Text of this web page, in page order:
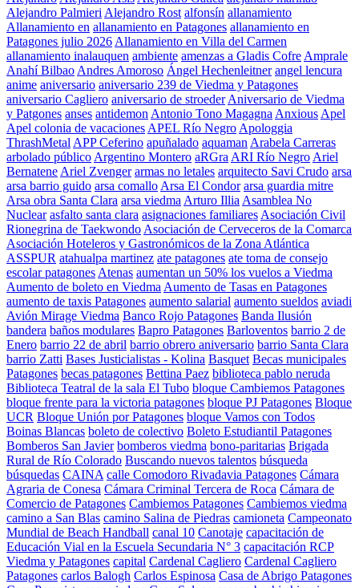
Alejandro Palmieri Alejandro Rost alfonsín allanamiento
Allanamiento en allanamiento en Patagones allanamiento en
Patagones julio 2026 Allanamiento en Villa del Carmen
allanamiento inalauquen ambiente amenzas a Gladis Cofre Amprale
Anahí Bilbao Andres Amoroso Ángel Hechenleitner angel lencura
anime aniversario aniversario 239 de Viedma y Patagones
aniversario Cagliero aniversario de stroeder Aniversario de Viedma
y Patgones anses antidemon Antonio Tono Magagna Anxious Apel
Apel colonia de vacaciones APEL Río Negro Apologgia
ThrashMetal APP Ceferino apuñalado aquaman Arabela Carreras
arbolado público Argentino Montero aRGra ARI Río Negro Ariel
Bernatene Ariel Zvenger armas no letales arquitecto Savi Crudo arsa
arsa barrio guido arsa comallo Arsa El Condor arsa guardia mitre
Arsa obra Santa Clara arsa viedma Arturo Illia Asamblea No
Nuclear asfalto santa clara asignaciones familiares Asociación Civil
Rionegrina de Taekwondo Asociación de Cerveceros de la Comarca
Asociación Hoteleros y Gastronómicos de la Zona Atlántica
ASSPUR atahualpa martinez ate patagones ate toma de consejo
escolar patagones Atenas aumentan un 50% los vuelos a Viedma
Aumento de boleto en Viedma Aumento de Tasas en Patagones
aumento de taxis Patagones aumento salarial aumento sueldos aviadi
Avión Mirage Viedma Banco Rojo Patagones Banda Ilusión
bandera baños modulares Bapro Patagones Barloventos barrio 2 de
Enero barrio 22 de abril barrio obrero aniversario barrio Santa Clara
barrio Zatti Bases Justicialistas - Kolina Basquet Becas municipales
Patagones becas patagones Bettina Paez biblioteca pablo neruda
Biblioteca Teatral de la sala El Tubo bloque Cambiemos Patagones
bloque frente para la victoria patagones bloque PJ Patagones Bloque
UCR Bloque Unión por Patagones bloque Vamos con Todos
Boinas Blancas boleto de colectivo Boleto Estudiantil Patagones
Bomberos San Javier bomberos viedma bono-paritarias Brigada
Rural de Río Colorado Buscando nuevos talentos búsqueda
búsquedas CAINA calle Comodoro Rivadavia Patagones Cámara
Agraria de Conesa Cámara Criminal Tercera de Roca Cámara de
Comercio de Patagones Cambiemos Patagones Cambiemos viedma
camino a San Blas camino Salina de Piedras camioneta Campeonato
Mundial de Beach Handball canal 10 Canotaje capacitación de
Educación Vial en la Escuela Secundaria N° 3 capacitación RCP
Viedma y Patagones capital Cardenal Cagliero Cardenal Cagliero
Patagones carlos Balogh Carlos Espinosa Casa de Abrigo Patagones